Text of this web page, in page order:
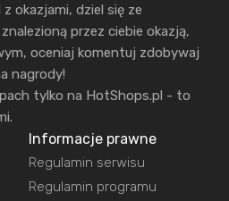
okazjami, dziel się ze
przez ciebie okazją,
oceniaj komentuj zdobywaj
nagrody!
tylko na HotShops.pl - to
Informacje prawne
Regulamin serwisu
Regulamin programu